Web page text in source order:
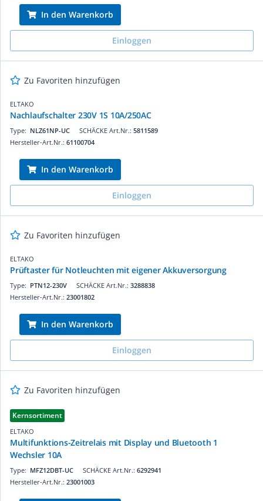
In den Warenkorb
Einloggen
Zu Favoriten hinzufügen
ELTAKO
Nachlaufschalter 230V 1S 10A/250AC
SCHÄCKE Art.Nr.: 5811589
Type: NLZ61NP-UC
Hersteller-Art.Nr.: 61100704
In den Warenkorb
Einloggen
Zu Favoriten hinzufügen
ELTAKO
Prüftaster für Notleuchten mit eigener Akkuversorgung
SCHÄCKE Art.Nr.: 3288838
Type: PTN12-230V
Hersteller-Art.Nr.: 23001802
In den Warenkorb
Einloggen
Zu Favoriten hinzufügen
Kernsortiment
ELTAKO
Multifunktions-Zeitrelais mit Display und Bluetooth 1
Wechsler 10A
SCHÄCKE Art.Nr.: 6292941
Type: MFZ12DBT-UC
Hersteller-Art.Nr.: 23001003